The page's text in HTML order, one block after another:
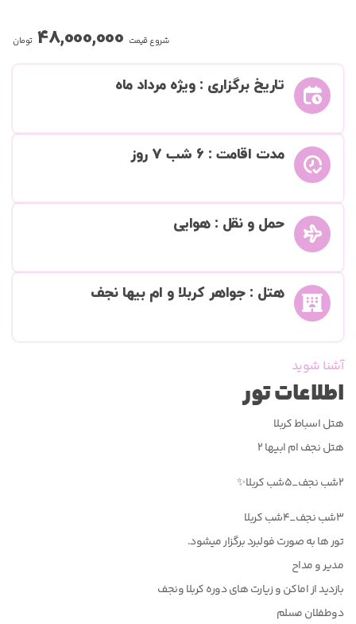
تاریخ برگزاری : ویژه مرداد ماه
مدت اقامت : 6 شب 7 روز
حمل و نقل : هوایی
هتل : جواهر کربلا و ام بیها نجف
آشنا شوید
اطلاعات تور
هتل اسباط کربلا
هتل نجف ام ابیها ۲
۲شب نجف_۵شب کربلا✨
۳شب نجف_۴شب کربلا
تور ها به صورت فولبرد برگزار میشود.
مدیر و مداح
بازدید از اماکن و زیارت های دوره کربلا و‌نجف
دوطفلان مسلم
شروع قیمت 48,000,000 تومان